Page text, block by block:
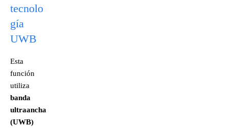
tecnolo
gía
UWB
Esta
función
utiliza
banda
ultraancha
(UWB)